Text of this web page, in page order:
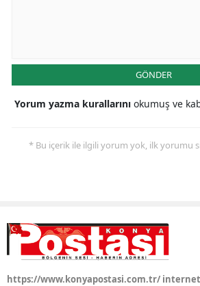
GÖNDER
Yorum yazma kurallarını okumuş ve
* Bu içerik ile ilgili yorum yok, ilk yorumu
https://www.konyapostasi.com.tr/